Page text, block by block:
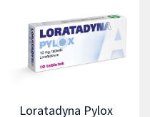
Loratadyna Pylox